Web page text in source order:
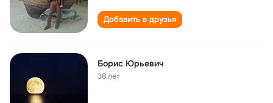
Добавить в друзья
Борис Юрьевич
38 лет